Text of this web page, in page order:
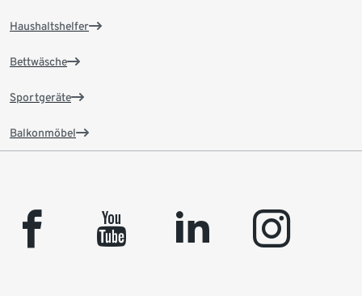
Haushaltshelfer
Bettwäsche
Sportgeräte
Balkonmöbel
facebook youtube linkedin instagram